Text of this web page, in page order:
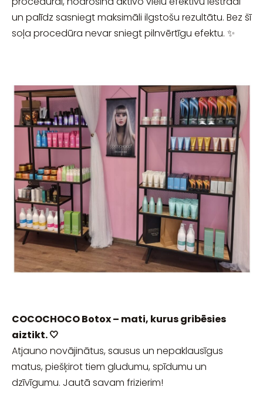
un palīdz sasniegt maksimāli ilgstošu rezultātu. Bez šī
soļa procedūra nevar sniegt pilnvērtīgu efektu. ✨
COCOCHOCO Botox – mati, kurus gribēsies
aiztikt. 🤍
Atjauno novājinātus, sausus un nepaklausīgus
matus, piešķirot tiem gludumu, spīdumu un
dzīvīgumu. Jautā savam frizierim!